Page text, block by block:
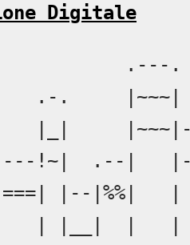
Digitale
.---.
.-.     |~~~|
|_|
!~|  .--|
|--|%%|   |
| |__|  |   |